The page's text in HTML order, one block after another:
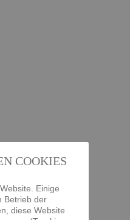
COOKIES
Einige
Betrieb der
diese Website